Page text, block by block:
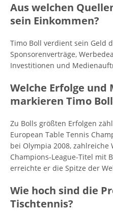
Aus welchen
sein Einkommen?
Timo Boll verdient sein Geld
Sponsorenverträge,
Investitionen und
Welche Erfolge und
markieren Timo
Zu Bolls größten Erfolgen
European Table Tennis
bei Olympia 2008, zahlreiche
Champions-League-Titel mit
erreichte er die Spitze der
Wie hoch sind die
Tischtennis?